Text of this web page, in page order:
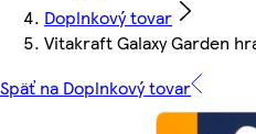
Doplnkový tovar
Vitakraft Galaxy Garden
Späť na Doplnkový tovar